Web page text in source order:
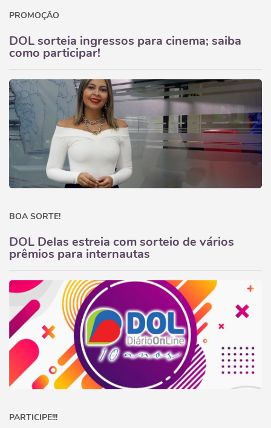
PROMOÇÃO
DOL sorteia ingressos para cinema; saiba
como participar!
BOA SORTE!
DOL Delas estreia com sorteio de vários
prêmios para internautas
PARTICIPE!!!